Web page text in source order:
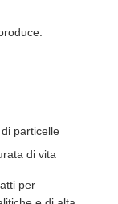
particelle
di vita
per